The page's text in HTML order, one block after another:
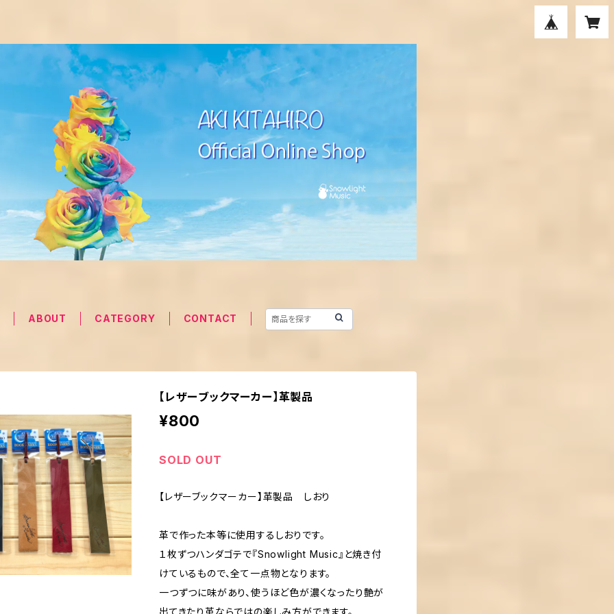
ABOUT CATEGORY CONTACT
【レザーブックマーカー】革製品
¥800
SOLD OUT
【レザーブックマーカー】革製品 しおり
革で作った本等に使用するしおりです。
１枚ずつハンダゴテで『Snowlight Music』と焼き付
けているもので、全て一点物となります。
一つずつに味があり、使うほど色が濃くなったり艶が